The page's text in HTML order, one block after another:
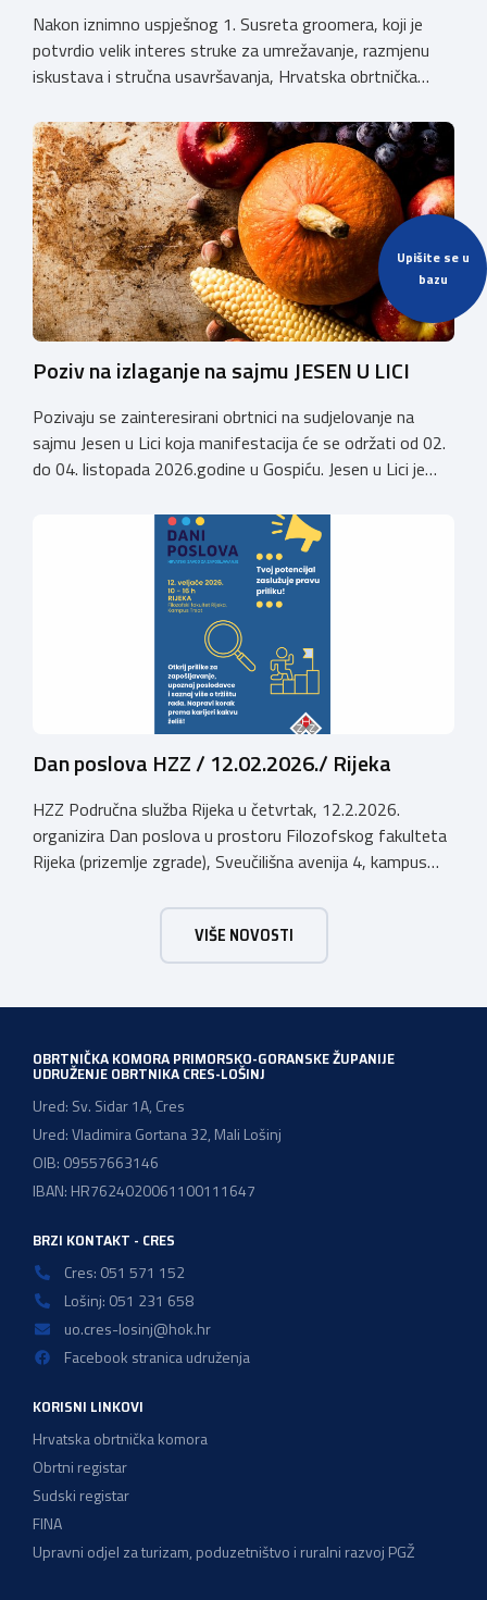
Upišite se u
bazu
Nakon iznimno uspješnog 1. Susreta groomera, koji je
potvrdio velik interes struke za umrežavanje, razmjenu
iskustava i stručna usavršavanja, Hrvatska obrtnička
održati 12. rujna u Kongresnom centru na Zagrebačkom
velesajmu. Susret će i ove godine okupiti groomere,
stručnjake i zaljubljenike u njegu pasa iz cijele Hrvatske,
[…]
Poziv na izlaganje na sajmu JESEN U LICI
Pozivaju se zainteresirani obrtnici na sudjelovanje na
sajmu Jesen u Lici koja manifestacija će se održati od 02.
do 04. listopada 2026.godine u Gospiću. Jesen u Lici je
u Gospiću i prerasla je u najznačajnjiju gospodarsku,
kulturnu i etno manifestaciju na području Ličko-senjske
županije. Organizator izložbe […]
Dan poslova HZZ / 12.02.2026./ Rijeka
HZZ Područna služba Rijeka u četvrtak, 12.2.2026.
organizira Dan poslova u prostoru Filozofskog fakulteta
Rijeka (prizemlje zgrade), Sveučilišna avenija 4, kampus
sajamsko-edukativno događanje koje za cilj ima: Što Dan
poslova nudi: U okviru Dana poslova, HZZ, Područna
služba Rijeka održati će prezentaciju o mjerama […]
VIŠE NOVOSTI
OBRTNIČKA KOMORA PRIMORSKO-GORANSKE ŽUPANIJE
UDRUŽENJE OBRTNIKA CRES-LOŠINJ
Ured: Sv. Sidar 1A, Cres
Ured: Vladimira Gortana 32, Mali Lošinj
OIB: 09557663146
IBAN: HR7624020061100111647
BRZI KONTAKT - CRES
Cres: 051 571 152
Lošinj: 051 231 658
uo.cres-losinj@hok.hr
Facebook stranica udruženja
KORISNI LINKOVI
Hrvatska obrtnička komora
Obrtni registar
Sudski registar
FINA
Upravni odjel za turizam, poduzetništvo i ruralni razvoj PGŽ